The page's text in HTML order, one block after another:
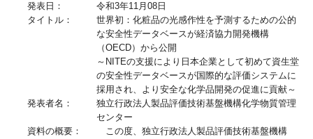
発表日：
令和3年11月08日
タイトル：
世界初：化粧品の光感作性を予測するための公的
な安全性データベースが経済協力開発機構
（OECD）から公開
～NITEの支援により日本企業として初めて資生堂
の安全性データベースが国際的な評価システムに
採用され、より安全な化学品開発の促進に貢献～
発表者名：
独立行政法人製品評価技術基盤機構化学物質管理
センター
資料の概要：
この度、独立行政法人製品評価技術基盤機構